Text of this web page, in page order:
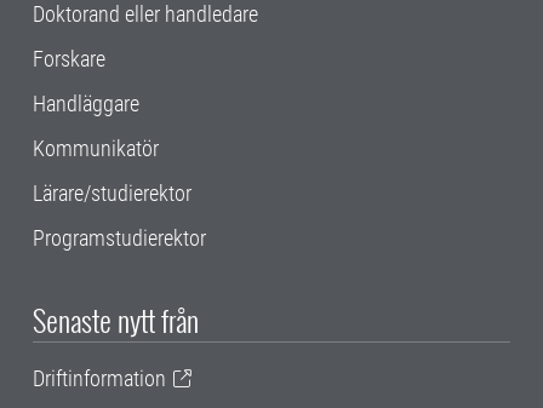
Doktorand eller handledare
Forskare
Handläggare
Kommunikatör
Lärare/studierektor
Programstudierektor
Senaste nytt från
Driftinformation